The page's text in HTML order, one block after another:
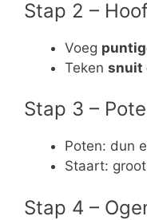
Stap 2 –
Voeg
Teken snuit
Stap 3 –
Poten: dun
Staart:
Stap 4 –